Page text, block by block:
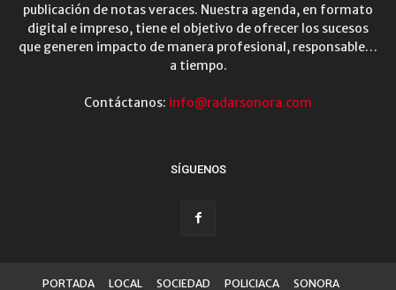
publicación de notas veraces. Nuestra agenda, en formato
digital e impreso, tiene el objetivo de ofrecer los sucesos
que generen impacto de manera profesional, responsable…
a tiempo.
Contáctanos: info@radarsonora.com
SÍGUENOS
PORTADA LOCAL SOCIEDAD POLICIACA SONORA